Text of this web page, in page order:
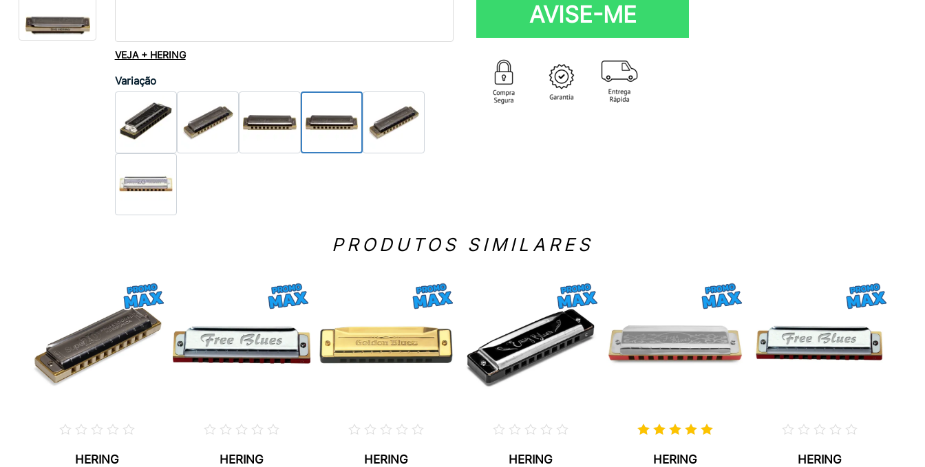
VEJA + HERING
Variação
AVISE-ME
PRODUTOS SIMILARES
HERING
HERING
HERING
HERING
HERING
HERING